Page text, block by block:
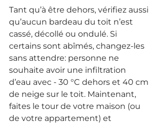
Tant qu’à être dehors, vérifiez aussi
qu’aucun bardeau du toit n’est
cassé, décollé ou ondulé. Si
certains sont abîmés, changez-les
sans attendre: personne ne
souhaite avoir une infiltration
d’eau avec - 30 °C dehors et 40 cm
de neige sur le toit. Maintenant,
faites le tour de votre maison (ou
de votre appartement) et